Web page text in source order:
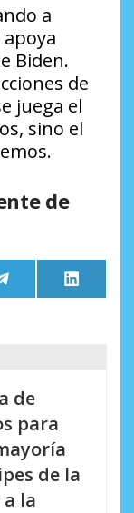
a
Biden.
de
juega el
sino el
de
Compartir
en
Telegram
en
LinkedIn
de
para
de la
la